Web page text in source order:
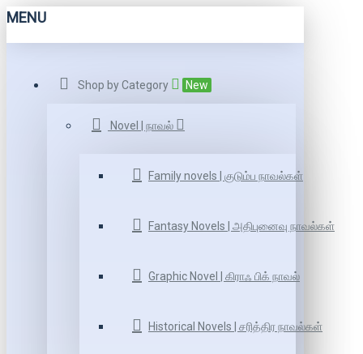
MENU
Shop by Category New
Novel | நாவல்
Family novels | குடும்ப நாவல்கள்
Fantasy Novels | அதிபுனைவு நாவல்கள்
Graphic Novel | கிராஃ பிக் நாவல்
Historical Novels | சரித்திர நாவல்கள்